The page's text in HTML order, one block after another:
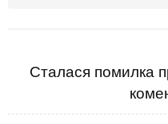
Сталася помилка